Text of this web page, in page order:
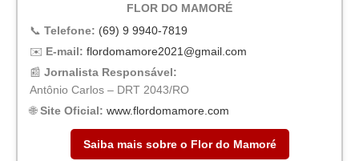
FLOR DO MAMORÉ
📞 Telefone: (69) 9 9940-7819
✉️ E-mail: flordomamore2021@gmail.com
📰 Jornalista Responsável:
Antônio Carlos – DRT 2043/RO
🌐Site Oficial: www.flordomamore.com
Saiba mais sobre o Flor do Mamoré